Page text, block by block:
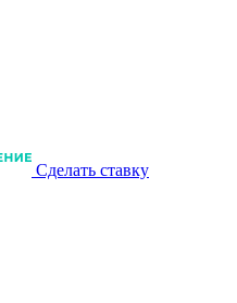
Сделать ставку